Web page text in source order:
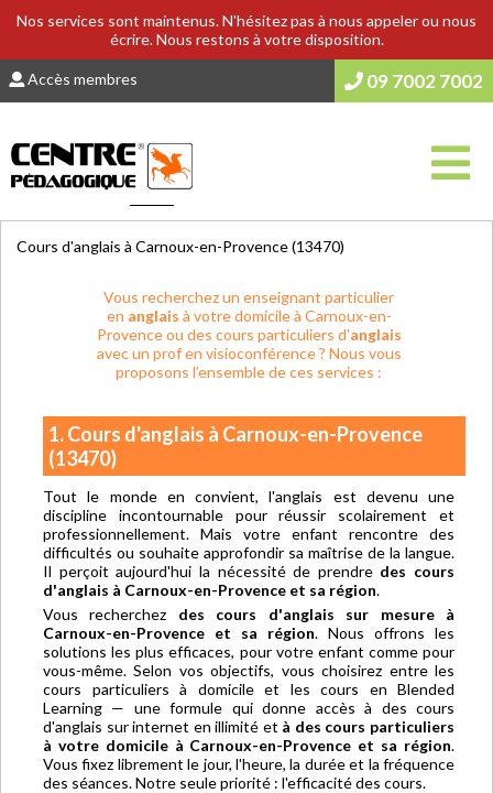
Nos services sont maintenus. N'hésitez pas à nous appeler ou nous
écrire. Nous restons à votre disposition.
Accès membres 09 7002 7002
Cours d'anglais à Carnoux-en-Provence (13470)
Vous recherchez un enseignant particulier
en anglais à votre domicile à Carnoux-en-
Provence ou des cours particuliers d'anglais
avec un prof en visioconférence ? Nous vous
proposons l’ensemble de ces services :
1. Cours d'anglais à Carnoux-en-Provence
(13470)
Tout le monde en convient, l'anglais est devenu une
discipline incontournable pour réussir scolairement et
professionnellement. Mais votre enfant rencontre des
difficultés ou souhaite approfondir sa maîtrise de la langue.
Il perçoit aujourd'hui la nécessité de prendre des cours
d'anglais à Carnoux-en-Provence et sa région.
Vous recherchez des cours d'anglais sur mesure à
Carnoux-en-Provence et sa région. Nous offrons les
solutions les plus efficaces, pour votre enfant comme pour
vous-même. Selon vos objectifs, vous choisirez entre les
cours particuliers à domicile et les cours en Blended
Learning — une formule qui donne accès à des cours
d'anglais sur internet en illimité et à des cours particuliers
à votre domicile à Carnoux-en-Provence et sa région.
Vous fixez librement le jour, l'heure, la durée et la fréquence
des séances. Notre seule priorité : l'efficacité des cours.